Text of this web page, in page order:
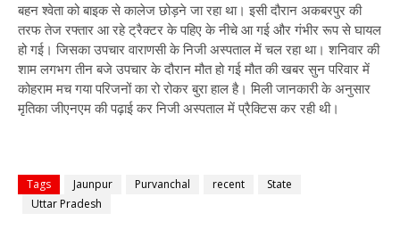
बहन श्वेता को बाइक से कालेज छोड़ने जा रहा था। इसी दौरान अकबरपुर की
तरफ तेज रफ्तार आ रहे ट्रैक्टर के पहिए के नीचे आ गई और गंभीर रूप से घायल
हो गई। जिसका उपचार वाराणसी के निजी अस्पताल में चल रहा था। शनिवार की
शाम लगभग तीन बजे उपचार के दौरान मौत हो गई मौत की खबर सुन परिवार में
कोहराम मच गया परिजनों का रो रोकर बुरा हाल है। मिली जानकारी के अनुसार
मृतिका जीएनएम की पढ़ाई कर निजी अस्पताल में प्रैक्टिस कर रही थी।
Tags Jaunpur Purvanchal recent
State
Uttar Pradesh